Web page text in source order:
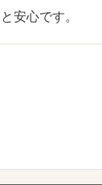
安心です。